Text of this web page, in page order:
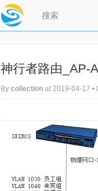
神行者路由_AP-
By collection at 2019-04-17 •